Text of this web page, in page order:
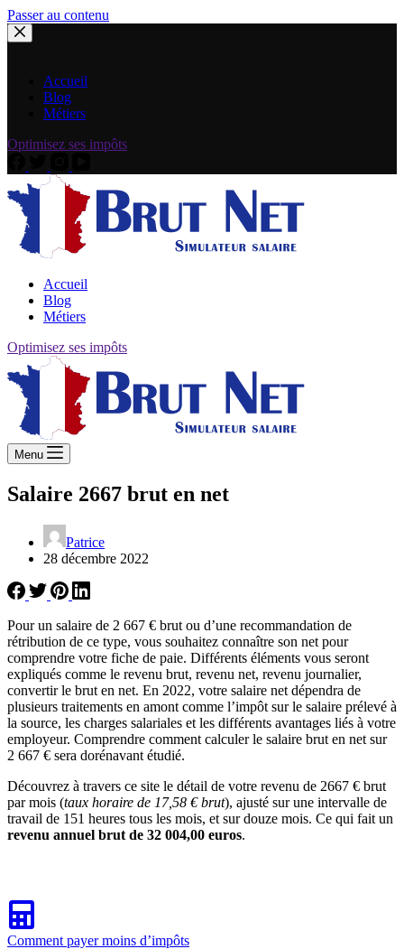
Passer au contenu
Accueil
Blog
Métiers
Optimisez ses impôts
Accueil
Blog
Métiers
Optimisez ses impôts
Menu
Salaire 2667 brut en net
Patrice
28 décembre 2022
Pour un salaire de 2 667 € brut ou d’une recommandation de
rétribution de ce type, vous souhaitez connaître son net pour
comprendre votre fiche de paie. Différents éléments vous seront
expliqués comme le revenu brut, revenu net, revenu journalier,
convertir le brut en net. En 2022, votre salaire net dépendra de
plusieurs traitements en amont comme l’impôt sur le salaire prélevé à
la source, les charges salariales et les différents avantages liés à votre
employeur. Comprendre comment calculer le salaire brut en net sur
2 667 € sera dorénavant étudié.
Découvrez à travers ce site le détail de votre revenu de 2667 € brut
par mois (taux horaire de 17,58 € brut), ajusté sur une intervalle de
travail de 151 heures tous les mois, et sur douze mois. Ce qui fait un
revenu annuel brut de 32 004,00 euros.
Comment payer moins d’impôts